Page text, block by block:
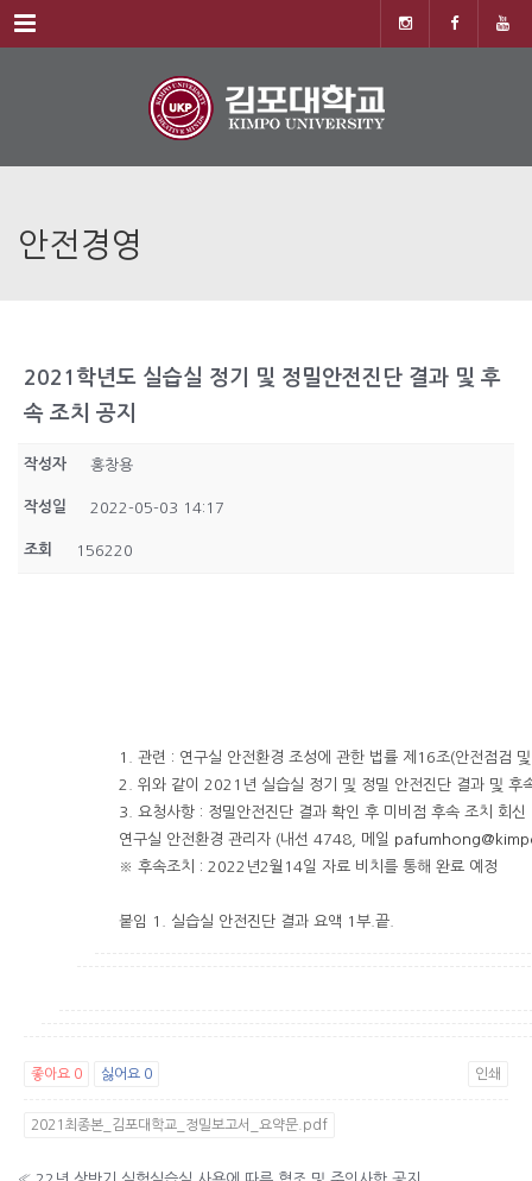
Menu
안전경영
2021학년도 실습실 정기 및 정밀안전진단 결과 및 후
속 조치 공지
작성자 홍창용
작성일 2022-05-03 14:17
조회 156220
1. 관련 : 연구실 안전환경 조성에 관한 법률 제16조(안전점검
2. 위와 같이 2021년 실습실 정기 및 정밀 안전진단 결과 및 후
3. 요청사항 : 정밀안전진단 결과 확인 후 미비점 후속 조치 회신
연구실 안전환경 관리자 (내선 4748, 메일
※ 후속조치 : 2022년2월14일 자료 비치를 통해 완료 예정
붙임 1. 실습실 안전진단 결과 요액 1부.끝.
좋아요 0 싫어요 0 인쇄
2021최종본_김포대학교_정밀보고서_요약문.pdf